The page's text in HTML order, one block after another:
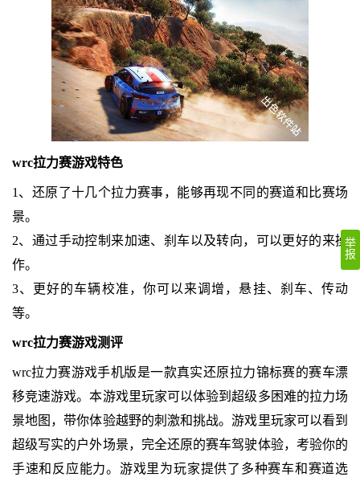
wrc拉力赛游戏特色
1、还原了十几个拉力赛事，能够再现不同的赛道和比赛场
景。
2、通过手动控制来加速、刹车以及转向，可以更好的来操
作。
3、更好的车辆校准，你可以来调增，悬挂、刹车、传动
等。
wrc拉力赛游戏测评
wrc拉力赛游戏手机版是一款真实还原拉力锦标赛的赛车漂
移竞速游戏。本游戏里玩家可以体验到超级多困难的拉力场
景地图，带你体验越野的刺激和挑战。游戏里玩家可以看到
超级写实的户外场景，完全还原的赛车驾驶体验，考验你的
手速和反应能力。游戏里为玩家提供了多种赛车和赛道选
举
报